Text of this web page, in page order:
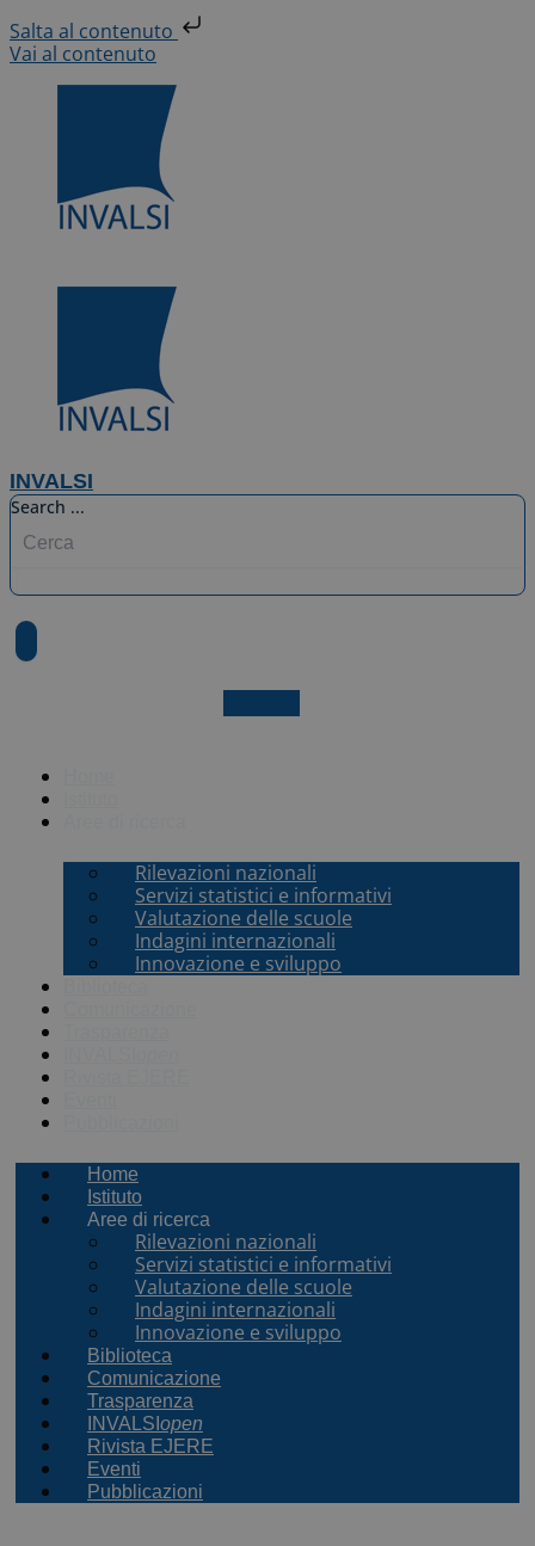
Salta al contenuto
Vai al contenuto
INVALSI
Search ...
Rilevazioni nazionali
Servizi statistici e informativi
Valutazione delle scuole
Indagini internazionali
Innovazione e sviluppo
Home
Istituto
Aree di ricerca
Rilevazioni nazionali
Servizi statistici e informativi
Valutazione delle scuole
Indagini internazionali
Innovazione e sviluppo
Biblioteca
Comunicazione
Trasparenza
INVALSI open
Rivista EJERE
Eventi
Pubblicazioni